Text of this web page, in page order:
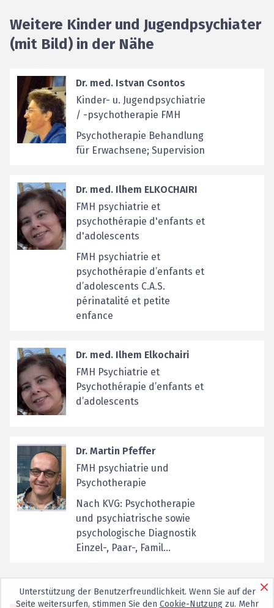
Weitere Kinder und Jugendpsychiater
(mit Bild) in der Nähe
Dr. med. Istvan Csontos
Kinder- u. Jugendpsychiatrie
/ -psychotherapie FMH
Psychotherapie Behandlung
für Erwachsene; Supervision
Dr. med. Ilhem ELKOCHAIRI
FMH psychiatrie et
psychothérapie d'enfants et
d'adolescents
FMH psychiatrie et
psychothérapie d’enfants et
d’adolescents C.A.S.
périnatalité et petite
enfance
Dr. med. Ilhem Elkochairi
FMH Psychiatrie et
Psychothérapie d’enfants et
d’adolescents
Dr. Martin Pfeffer
FMH psychiatrie und
Psychotherapie
Nach KVG: Psychotherapie
und psychiatrische sowie
psychologische Diagnostik
Einzel-, Paar-, Famil...
Unterstützung der Benutzerfreundlichkeit. Wenn Sie auf der
Seite weitersurfen, stimmen Sie den Cookie-Nutzungzu. Mehr